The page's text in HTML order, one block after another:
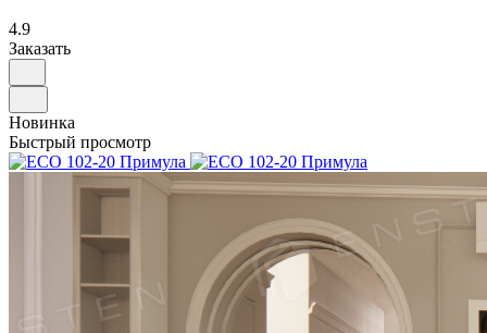
4.9
Заказать
Новинка
Быстрый просмотр